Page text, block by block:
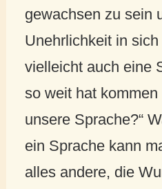
gewachsen zu sein
Unehrlichkeit in
vielleicht auch eine
so weit hat kommen
unsere Sprache?“
ein Sprache kann
alles andere, die